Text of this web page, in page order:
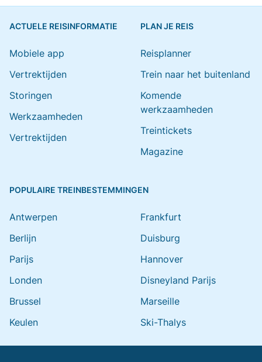
ACTUELE REISINFORMATIE
Mobiele app
Vertrektijden
Storingen
Werkzaamheden
Vertrektijden
PLAN JE REIS
Reisplanner
Trein naar het buitenland
Komende
werkzaamheden
Treintickets
Magazine
POPULAIRE TREINBESTEMMINGEN
Antwerpen
Berlijn
Parijs
Londen
Brussel
Keulen
Frankfurt
Duisburg
Hannover
Disneyland Parijs
Marseille
Ski-Thalys